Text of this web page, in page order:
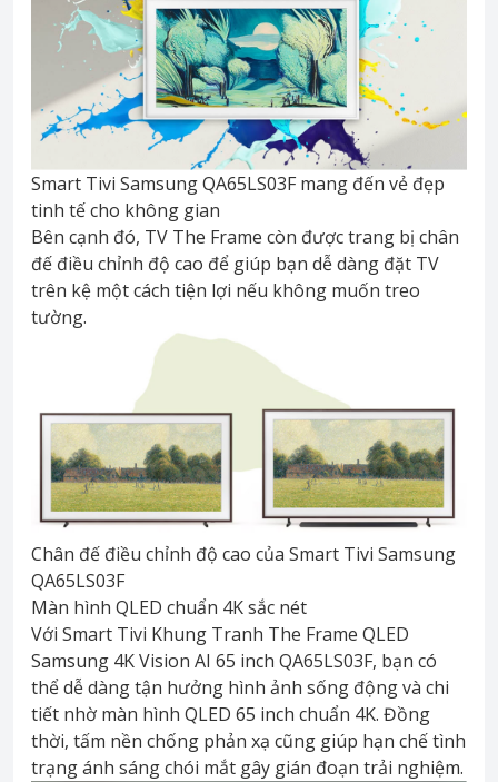
Smart Tivi Samsung QA65LS03F mang đến vẻ đẹp
tinh tế cho không gian
Bên cạnh đó, TV The Frame còn được trang bị chân
đế điều chỉnh độ cao để giúp bạn dễ dàng đặt TV
trên kệ một cách tiện lợi nếu không muốn treo
tường.
Chân đế điều chỉnh độ cao của Smart Tivi Samsung
QA65LS03F
Màn hình QLED chuẩn 4K sắc nét
Với Smart Tivi Khung Tranh The Frame QLED
Samsung 4K Vision AI 65 inch QA65LS03F, bạn có
thể dễ dàng tận hưởng hình ảnh sống động và chi
tiết nhờ màn hình QLED 65 inch chuẩn 4K. Đồng
thời, tấm nền chống phản xạ cũng giúp hạn chế tình
trạng ánh sáng chói mắt gây gián đoạn trải nghiệm.